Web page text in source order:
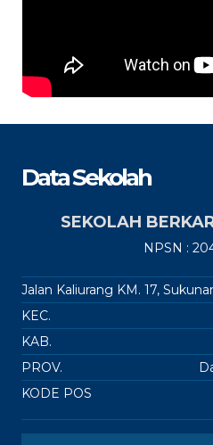
Data Sekolah
SEKOLAH
NPSN :
Jalan Kaliurang KM. 17,
KEC.
KAB.
PROV.
KODE POS